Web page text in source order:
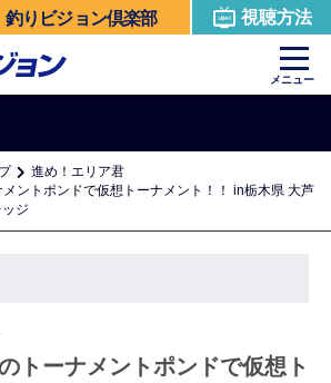
釣りビジョン倶楽部 視聴方法
メニュー
進め！エリア君
ントポンドで仮想トーナメント！！ in栃木県 大芦
ジ
トーナメントポンドで仮想ト